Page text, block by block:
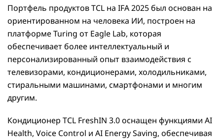
Портфель продуктов TCL на IFA 2025 был основан на
ориентированном на человека ИИ, построен на
платформе Turing от Eagle Lab, которая
обеспечивает более интеллектуальный и
персонализированный опыт взаимодействия с
телевизорами, кондиционерами, холодильниками,
стиральными машинами, смартфонами и многим
другим.
Кондиционер TCL FreshIN 3.0 оснащен функциями AI
Health, Voice Control и AI Energy Saving, обеспечивая